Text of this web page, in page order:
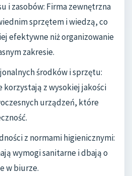
i zasobów: Firma zewnętrzna
sprzętem i wiedzą, co
efektywne niż organizowanie
zakresie.
środków i sprzętu:
korzystają z wysokiej jakości
urządzeń, które
z normami higienicznymi:
wymogi sanitarne i dbają o
w biurze.